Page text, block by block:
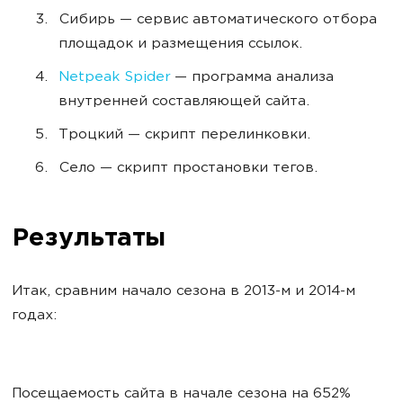
Сибирь — сервис автоматического отбора
площадок и размещения ссылок.
Netpeak Spider— программа анализа
внутренней составляющей сайта.
Троцкий — скрипт перелинковки.
Село — скрипт простановки тегов.
Результаты
Итак, сравним начало сезона в 2013-м и 2014-м
годах:
Посещаемость сайта в начале сезона на 652%